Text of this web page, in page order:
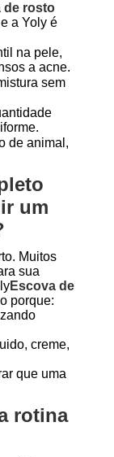
de rosto
a Yoly é
na pele,
a acne.
sem
de animal,
um
Muitos
sua
Escova de
porque:
creme,
que uma
rotina